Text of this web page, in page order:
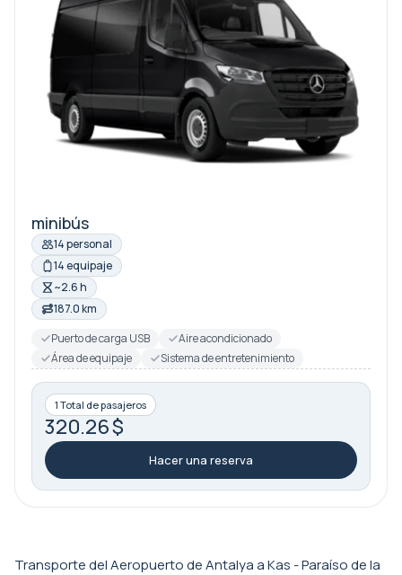
minibús
14 personal
14 equipaje
~2.6 h
187.0 km
Puerto de carga USB
Aire acondicionado
Área de equipaje
Sistema de entretenimiento
1 Total de pasajeros
320.26 $
Hacer una reserva
Transporte del Aeropuerto de Antalya a Kas - Paraíso de la